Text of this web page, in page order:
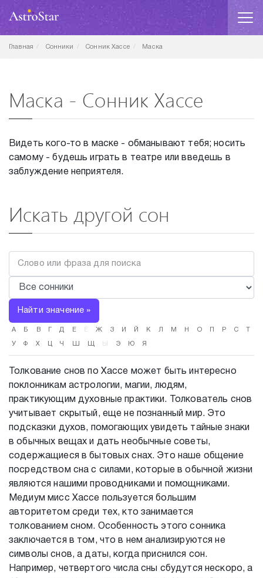
Главная Сонники Сонник Хассе Маска
Маска - Сонник Хассе
Видеть кого-то в маске - обманывают тебя; носить
самому - будешь играть в театре или введешь в
заблуждение неприятеля.
Искать другой сон
Найти значение »
А Б В Д Е Ё Ж З И Й К Л М Н О Р С
У Ф Х Ц Ч Ш Щ Ы Э Ю Я
Толкование снов по Хассе может быть интересно
поклонникам астрологии, магии, людям,
практикующим духовные практики. Толкователь снов
учитывает скрытый, еще не познанный мир. Это
подсказки духов, помогающих увидеть тайные знаки
в обычных вещах и дать необычные советы,
содержащиеся в бытовых снах. Это наше общение
посредством сна с силами, которые в обычной жизни
являются нашими проводниками и помощниками.
Медиум мисс Хассе пользуется большим
авторитетом среди тех, кто занимается
толкованием сном. Особенность этого сонника
заключается в том, что в нем анализируются не
символы снов, а даты, когда приснился сон.
Например, четвертого числа сны сбудутся нескоро, а